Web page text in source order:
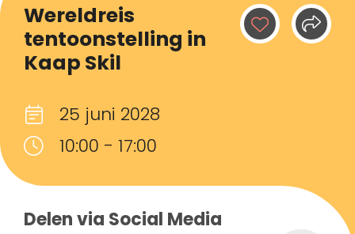
Wereldreis
tentoonstelling in
Kaap Skil
25 juni 2028
10:00 - 17:00
Delen via Social Media